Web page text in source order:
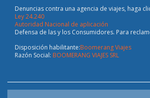
Denuncias contra una agencia de viajes, haga
Ley 24.240
Autoridad Nacional de aplicación
Defensa de las y los Consumidores. Para
Disposición habilitante:Boomerang Viajes
Razón Social: BOOMERANG VIAJES SRL